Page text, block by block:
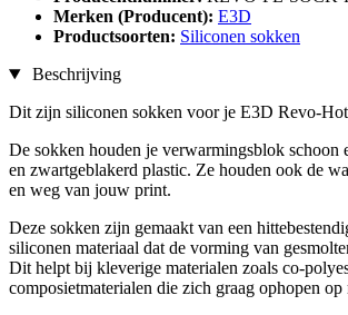
Merken (Producent): E3D
Productsoorten: Siliconen sokken
Beschrijving
Dit zijn siliconen sokken voor je E3D Revo-
De sokken houden je verwarmingsblok schoon
en zwartgeblakerd plastic. Ze houden ook de
en weg van jouw print.
Deze sokken zijn gemaakt van een
siliconen materiaal dat de vorming van
Dit helpt bij kleverige materialen zoals co-
composietmaterialen die zich graag ophopen op